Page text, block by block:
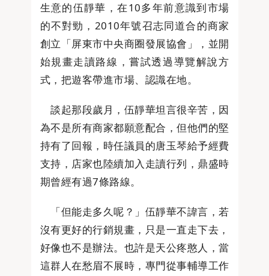
生意的伍靜華，在10多年前意識到市場
的不對勁，2010年號召志同道合的商家
創立「屏東市中央商圈發展協會」，並開
始規畫走讀路線，嘗試透過導覽解說方
式，把遊客帶進市場、認識在地。
談起那段歲月，伍靜華坦言很辛苦，因
為不是所有商家都願意配合，但他們的堅
持有了回報，時任議員的唐玉琴給予經費
支持，店家也陸續加入走讀行列，鼎盛時
期曾經有過7條路線。
「但能走多久呢？」伍靜華不諱言，若
沒有更好的行銷規畫，只是一直走下去，
好像也不是辦法。也許是天公疼憨人，當
這群人在愁眉不展時，專門從事輔導工作